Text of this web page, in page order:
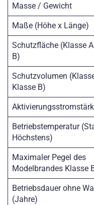
Masse / Gewicht
Maße (Höhe x Länge)
Schutzfläche (Klasse
B)
Schutzvolumen
Klasse B)
Betriebstemperatur
Höchstens)
Maximaler Pegel des
Modelbrandes Klasse
Betriebsdauer ohne
(Jahre)